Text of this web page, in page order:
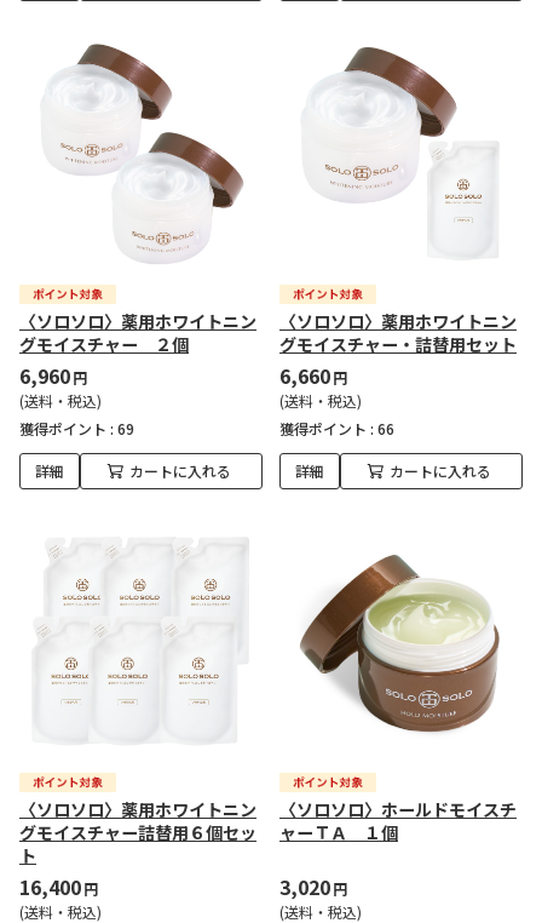
〈ソロソロ〉薬用ホワイトニン
グモイスチャー ２個
6,960円
(送料・税込)
獲得ポイント : 69
詳細 カートに入れる
〈ソロソロ〉薬用ホワイトニン
グモイスチャー・詰替用セット
6,660円
(送料・税込)
獲得ポイント : 66
詳細 カートに入れる
〈ソロソロ〉薬用ホワイトニン
グモイスチャー詰替用６個セッ
ト
16,400円
(送料・税込)
〈ソロソロ〉ホールドモイスチ
ャーＴＡ １個
3,020円
(送料・税込)